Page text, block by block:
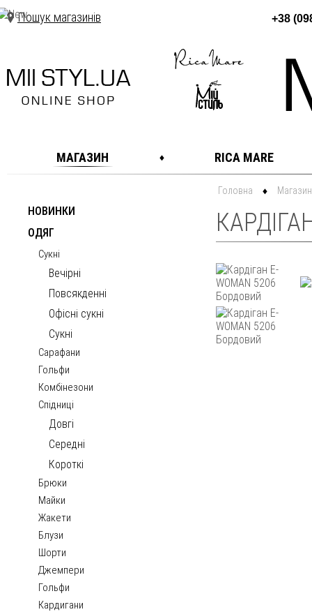
Пошук магазинів +38
МАГАЗИН RICA MARE
НОВИНКИ
ОДЯГ
Сукні
Вечірні
Повсякденні
Офісні сукні
Сукні
Сарафани
Гольфи
Комбінезони
Спідниці
Довгі
Середні
Короткі
Брюки
Майки
Жакети
Блузи
Шорти
Джемпери
Гольфи
Кардигани
Головна Магазин